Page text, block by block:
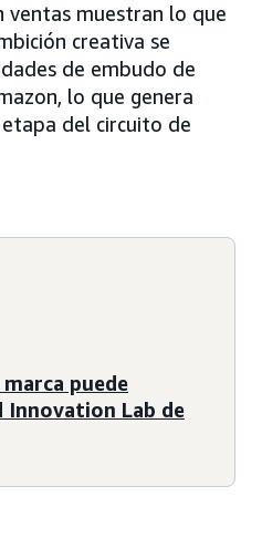
ventas muestran lo que
creativa se
de embudo de
lo que genera
del circuito de
puede
Innovation Lab de